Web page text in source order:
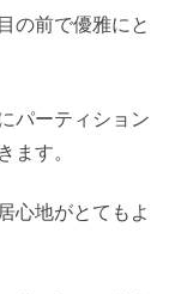
の前で優雅にと
パーティション
ます。
心地がとてもよ